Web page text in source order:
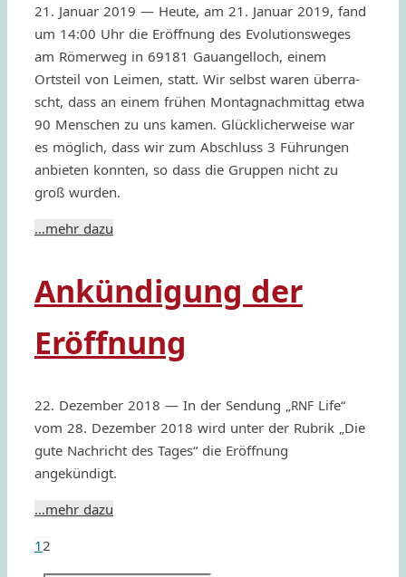
21. Januar 2019 — Heute, am 21. Januar 2019, fand
um 14:00 Uhr die Eröf­f­nung des Evolu­tion­swe­ges
am Römer­weg in 69181 Gauan­gel­loch, einem
Ortsteil von Leimen, statt. Wir selbst waren über­ra­
scht, dass an einem frühen Monta­gnach­mit­tag etwa
90 Menschen zu uns kamen. Glüc­kli­cher­we­ise war
es möglich, dass wir zum Abschluss 3 Führun­gen
anbie­ten konn­ten, so dass die Grup­pen nicht zu
groß wurden.
…mehr dazu
Ankündigung der
Eröffnung
22. Dezem­ber 2018 — In der Sendung „ RNF Life“
vom 28. Dezem­ber 2018 wird unter der Rubrik „Die
gute Nachricht des Tages“ die Eröf­f­nung
angekündigt.
…mehr dazu
1 2